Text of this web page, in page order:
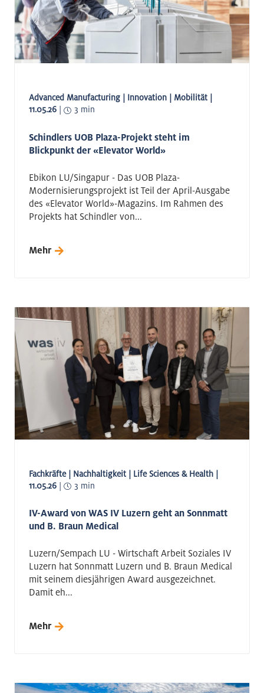
Advanced Manufacturing | Innovation | Mobilität |
11.05.26 | 3 min
Schindlers UOB Plaza-Projekt steht im
Blickpunkt der «Elevator World»
Ebikon LU/Singapur - Das UOB Plaza-
Modernisierungsprojekt ist Teil der April-Ausgabe
des «Elevator World»-Magazins. Im Rahmen des
Projekts hat Schindler von...
Mehr
Fachkräfte | Nachhaltigkeit | Life Sciences & Health |
11.05.26 | 3 min
IV-Award von WAS IV Luzern geht an Sonnmatt
und B. Braun Medical
Luzern/Sempach LU - Wirtschaft Arbeit Soziales IV
Luzern hat Sonnmatt Luzern und B. Braun Medical
mit seinem diesjährigen Award ausgezeichnet.
Damit eh...
Mehr